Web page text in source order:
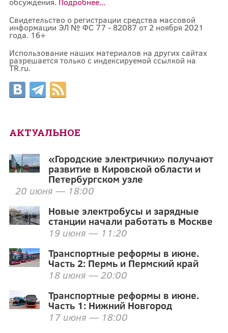
Свидетельство о регистрации средства массовой
информации ЭЛ № ФС 77 - 82087 от 2 ноября 2021
года. 16+
Использование наших материалов на других сайтах
разрешается только с индексируемой ссылкой на
TR.ru.
АКТУАЛЬНОЕ
«Городские электрички» получают
развитие в Кировской области и
Петербургском узле
20 июня — 18:00
Новые электробусы и зарядные
станции начали работать в Москве
19 июня — 11:20
Транспортные реформы в июне.
Часть 2: Пермь и Пермский край
18 июня — 20:00
Транспортные реформы в июне.
Часть 1: Нижний Новгород
17 июня — 18:00